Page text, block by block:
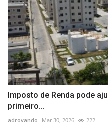
Imposto de Renda pode
primeiro...
adrovando Mar 30, 2026 222